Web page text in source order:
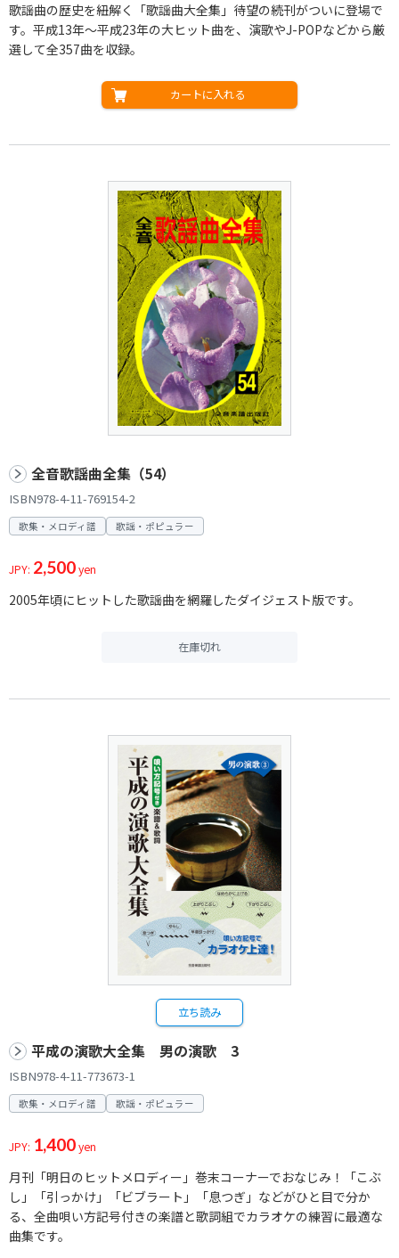
歌謡曲の歴史を紐解く「歌謡曲大全集」待望の続刊がついに登場で
す。平成13年～平成23年の大ヒット曲を、演歌やJ-POPなどから厳
選して全357曲を収録。
カートに入れる
全音歌謡曲全集（54）
ISBN978-4-11-769154-2
歌集・メロディ譜 歌謡・ポピュラー
JPY: 2,500yen
2005年頃にヒットした歌謡曲を網羅したダイジェスト版です。
在庫切れ
立ち読み
平成の演歌大全集 男の演歌 3
ISBN978-4-11-773673-1
歌集・メロディ譜 歌謡・ポピュラー
JPY: 1,400yen
月刊「明日のヒットメロディー」巻末コーナーでおなじみ！「こぶ
し」「引っかけ」「ビブラート」「息つぎ」などがひと目で分か
る、全曲唄い方記号付きの楽譜と歌詞組でカラオケの練習に最適な
曲集です。